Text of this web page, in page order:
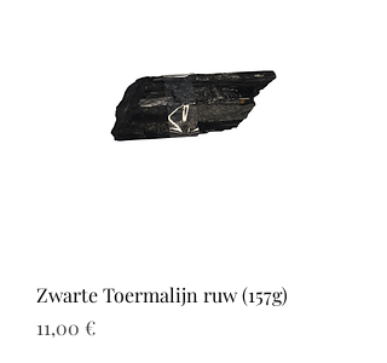
Zwarte Toermalijn ruw (157g)
Prix
11,00 €